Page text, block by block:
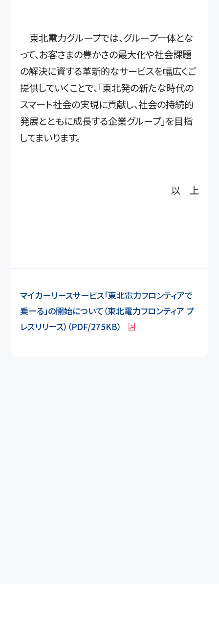
東北電力グループでは、グループ一体とな
って、お客さまの豊かさの最大化や社会課題
の解決に資する革新的なサービスを幅広くご
提供していくことで、「東北発の新たな時代の
スマート社会の実現に貢献し、社会の持続的
発展とともに成長する企業グループ」を目指
してまいります。
以 上
マイカーリースサービス「東北電力フロンティアで
乗ーる」の開始について（東北電力フロンティア プ
レスリリース）（PDF/275KB）